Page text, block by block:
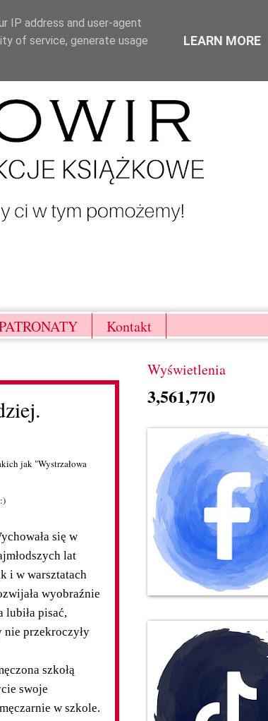
Kontakt
jak "Wystrzałowa
się w
lat
i w warsztatach
wyobraźnie
lubiła pisać,
nie przekroczyły
szkołą
swoje
w szkole.
Wyświetlenia
3,561,770
IP address and user-agent
of service, generate usage
LEARN MORE